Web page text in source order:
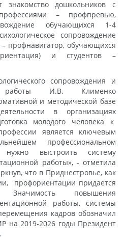
знакомство дошкольников с
– профпревью,
обучающихся 1-4
сопровождение
профнавигатор, обучающихся
и студентов –
сопровождения и
работы И.В. Клименко
и методической базе
в организациях
молодого человека к
является ключевым
профессиональном
выстроить систему
работы», - отметила
что в Приднестровье, как
профориентации придается
повышения
работы, системы
кадров обозначил
на 2019-2026 годы Президент